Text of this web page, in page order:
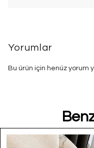
Yorumlar
Bu ürün için henüz yorum